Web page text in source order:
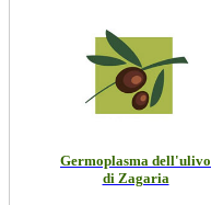
Germoplasma dell'ulivo
di Zagaria